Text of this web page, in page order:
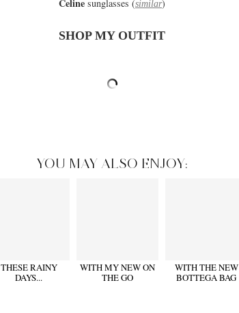
Celine sunglasses (similar)
SHOP MY OUTFIT
YOU MAY ALSO ENJOY:
THESE RAINY
DAYS...
WITH MY NEW ON
THE GO
WITH THE NEW
BOTTEGA BAG